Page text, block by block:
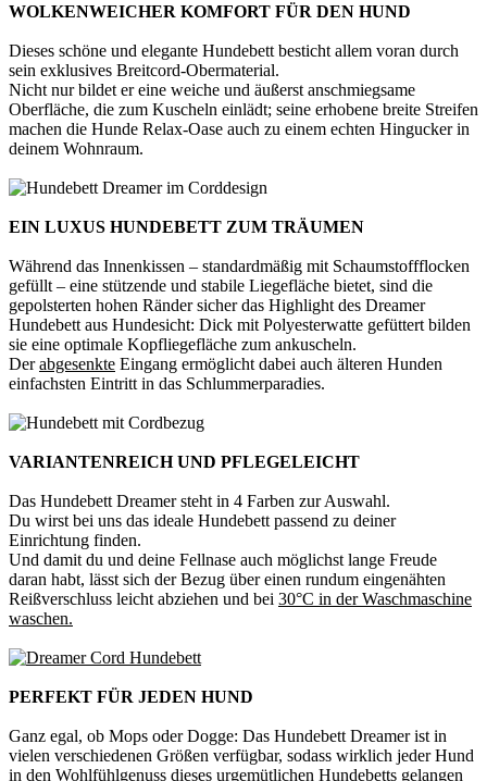
WOLKENWEICHER KOMFORT FÜR DEN HUND
Dieses schöne und elegante Hundebett besticht allem voran durch
sein exklusives Breitcord-Obermaterial.
Nicht nur bildet er eine weiche und äußerst anschmiegsame
Oberfläche, die zum Kuscheln einlädt; seine erhobene breite Streifen
machen die Hunde Relax-Oase auch zu einem echten Hingucker in
deinem Wohnraum.
EIN LUXUS HUNDEBETT ZUM TRÄUMEN
Während das Innenkissen – standardmäßig mit Schaumstoffflocken
gefüllt – eine stützende und stabile Liegefläche bietet, sind die
gepolsterten hohen Ränder sicher das Highlight des Dreamer
Hundebett aus Hundesicht: Dick mit Polyesterwatte gefüttert bilden
sie eine optimale Kopfliegefläche zum ankuscheln.
Derabgesenkte Eingang ermöglicht dabei auch älteren Hunden
einfachsten Eintritt in das Schlummerparadies.
VARIANTENREICH UND PFLEGELEICHT
Das Hundebett Dreamer steht in 4 Farben zur Auswahl.
Du wirst bei uns das ideale Hundebett passend zu deiner
Einrichtung finden.
Und damit du und deine Fellnase auch möglichst lange Freude
daran habt, lässt sich der Bezug über einen rundum eingenähten
Reißverschluss leicht abziehen und bei 30°C in der Waschmaschine
waschen.
PERFEKT FÜR JEDEN HUND
Ganz egal, ob Mops oder Dogge: Das Hundebett Dreamer ist in
vielen verschiedenen Größen verfügbar, sodass wirklich jeder Hund
in den Wohlfühlgenuss dieses urgemütlichen Hundebetts gelangen